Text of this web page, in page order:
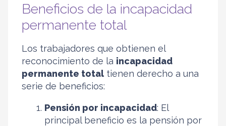
Beneficios de la incapacidad
permanente total
Los trabajadores que obtienen el
reconocimiento de la incapacidad
permanente total tienen derecho a una
serie de beneficios:
Pensión por incapacidad: El
principal beneficio es la pensión por